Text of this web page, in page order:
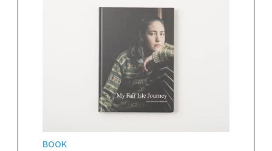
具を使おうか、どの材料がいいか、何を基準に
選べばいいのか悩みますよね。そんな時にぜひ
役立てていただきたく、さまざまな道具や材料
にスポットを当てて掘り下げて紹介する企画が
スタートしました。どのような素材を用いて、ど
のような方が、どのようなプロセスで作ってい
るのかなど、普段はなかなか知ることのない道具
と材料のあれこれについて、深堀して紹介してい
BOOK